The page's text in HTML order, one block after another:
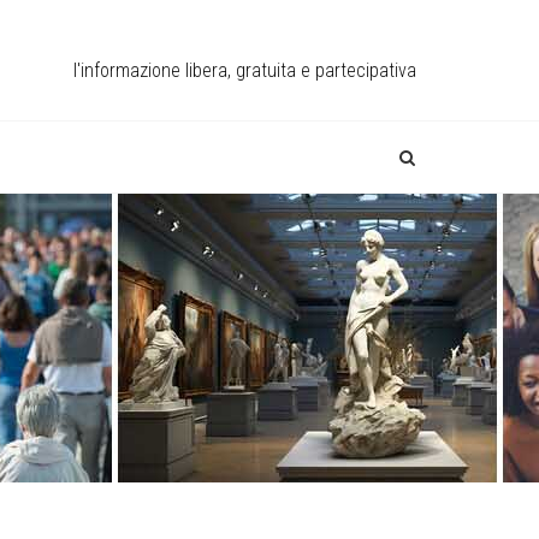
l'informazione libera, gratuita e partecipativa